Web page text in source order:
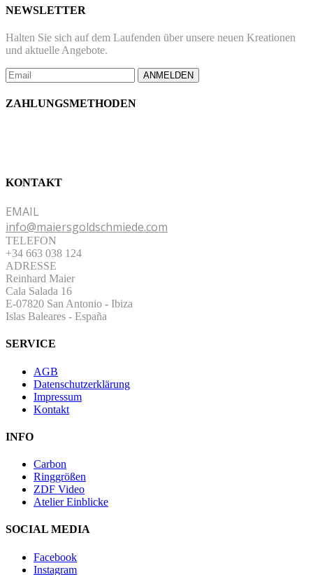
NEWSLETTER
Halten Sie sich auf dem Laufenden über unsere neuen Kreationen
und aktuelle Angebote.
ANMELDEN
ZAHLUNGSMETHODEN
KONTAKT
EMAIL
info@maiersgoldschmiede.com
TELEFON
+34 663 038 124
ADRESSE
Reinhard Maier
Cala Salada 16
E-07820 San Antonio - Ibiza
Islas Baleares - España
SERVICE
AGB
Datenschutzerklärung
Impressum
Kontakt
INFO
Carbon
Ringgrößen
ZDF Video
Atelier Einblicke
SOCIAL MEDIA
Facebook
Instagram